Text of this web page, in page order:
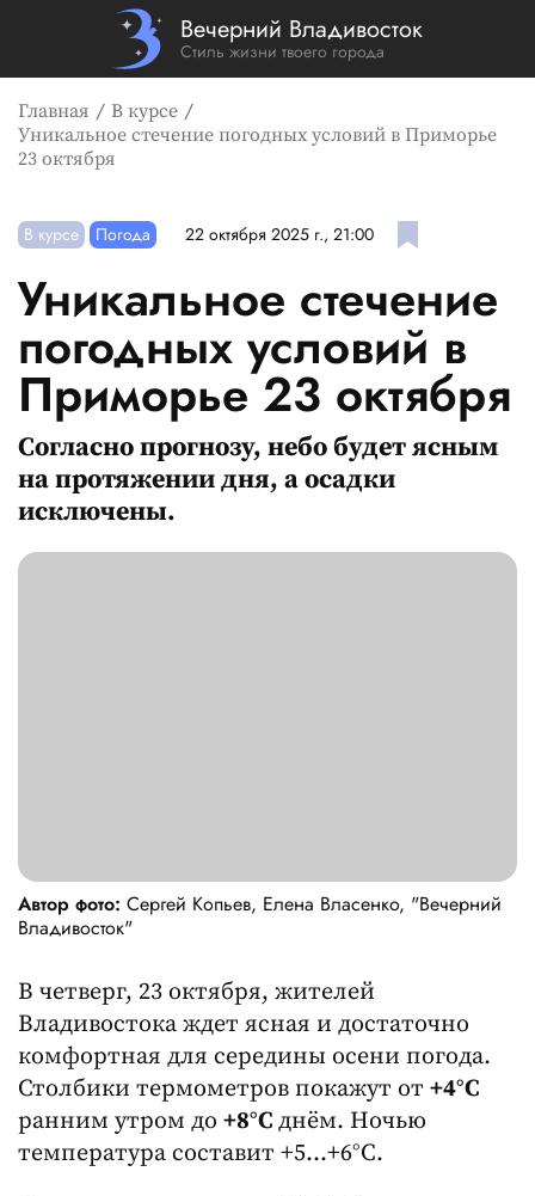
Вечерний Владивосток
Стиль жизни твоего города
Главная
В курсе
Уникальное стечение погодных условий в Приморье
23 октября
В курсе Погода 22 октября 2025 г., 21:00
Уникальное стечение
погодных условий в
Приморье 23 октября
Согласно прогнозу, небо будет ясным
на протяжении дня, а осадки
исключены.
Автор фото: Сергей Копьев, Елена Власенко, "Вечерний
Владивосток"
В четверг, 23 октября, жителей
Владивостока ждет ясная и достаточно
комфортная для середины осени погода.
Столбики термометров покажут от +4°C
ранним утром до +8°C днём. Ночью
температура составит +5...+6°C.